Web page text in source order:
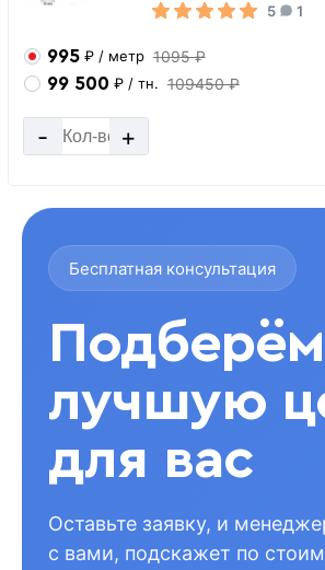
5 1
995 ₽ / метр 1095 ₽
99 500 ₽ / тн. 109450 ₽
- +
Бесплатная консультация
Подберём
лучшую
для вас
Оставьте заявку, и
с вами, подскажет по